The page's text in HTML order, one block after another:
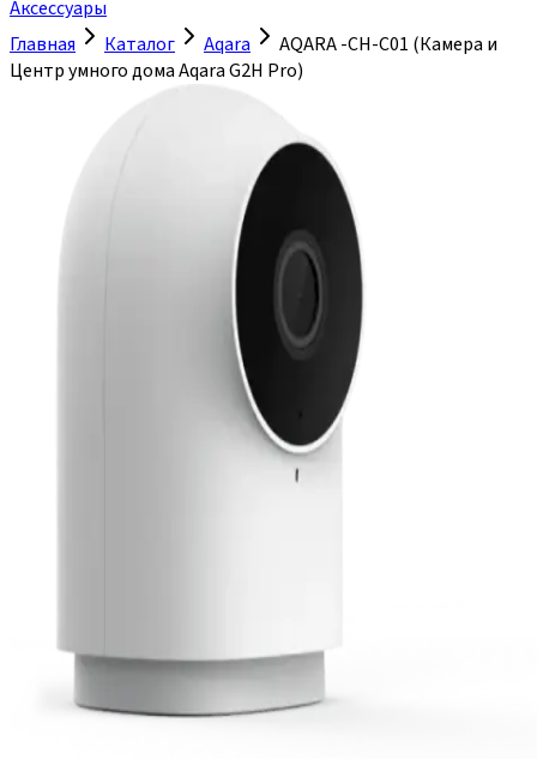
Аксессуары
Главная
Каталог Aqara
AQARA -CH-C01 (Камера и
Центр умного дома Aqara G2H Pro)